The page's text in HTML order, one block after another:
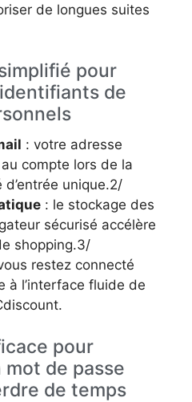
de longues suites
pour
de
: votre adresse
compte lors de la
unique.2/
: le stockage des
sécurisé accélère
shopping.3/
restez connecté
à l’interface fluide de
pour
de passe
de temps